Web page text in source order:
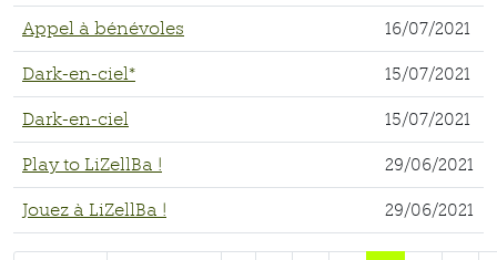
Appel à bénévoles 16/07/2021
Dark-en-ciel* 15/07/2021
Dark-en-ciel 15/07/2021
Play to LiZellBa ! 29/06/2021
Jouez à LiZellBa ! 29/06/2021